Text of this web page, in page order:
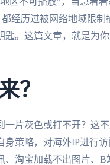
经历过被网络地域限制
匙。这篇文章，就是为
？
片灰色或打不开？这
策略，对海外IP进行
、淘宝加载不出图片、